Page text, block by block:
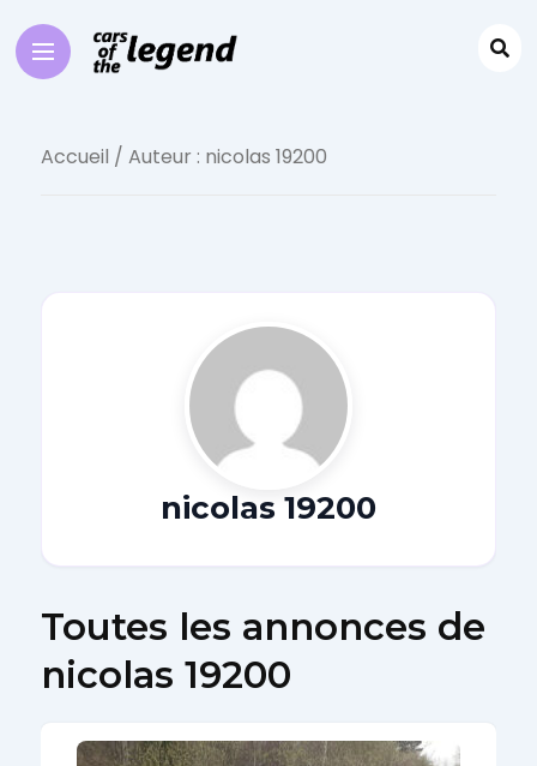
Accueil / Auteur : nicolas 19200
nicolas 19200
Toutes les annonces de
nicolas 19200